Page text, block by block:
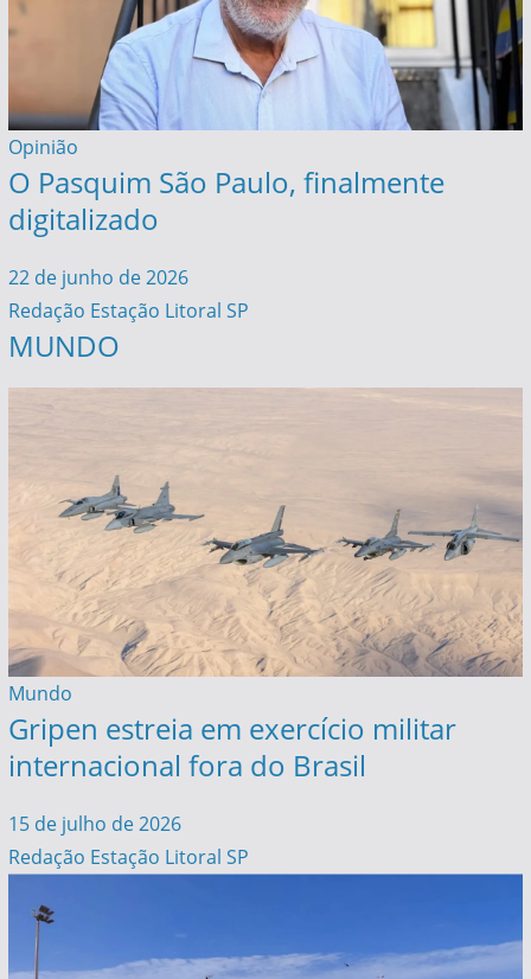
Opinião
O Pasquim São Paulo, finalmente
digitalizado
22 de junho de 2026
Redação Estação Litoral SP
MUNDO
Mundo
Gripen estreia em exercício militar
internacional fora do Brasil
15 de julho de 2026
Redação Estação Litoral SP